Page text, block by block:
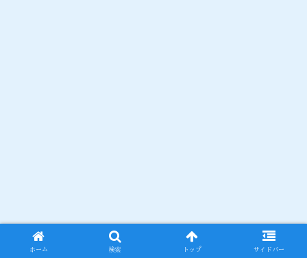
ホーム 検索 トップ サイドバー